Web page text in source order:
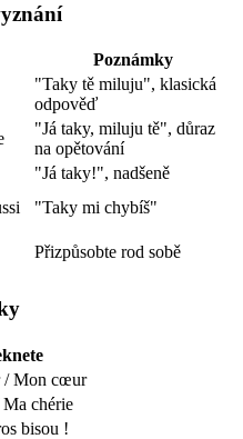
Poznámky
"Taky tě miluju", klasická
odpověď
"Já taky, miluju tě", důraz
na opětování
"Já taky!", nadšeně
"Taky mi chybíš"
Přizpůsobte rod sobě
/ Mon cœur
chérie
bisou !